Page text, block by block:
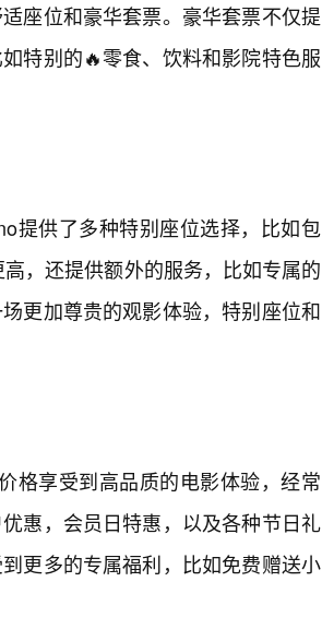
座位和豪华套票。豪华套票不仅提
特别的🔥零食、饮料和影院特色服
提供了多种特别座位选择，比如包
，还提供额外的服务，比如专属的
更加尊贵的观影体验，特别座位和
格享受到高品质的电影体验，经常
惠，会员日特惠，以及各种节日礼
更多的专属福利，比如免费赠送小